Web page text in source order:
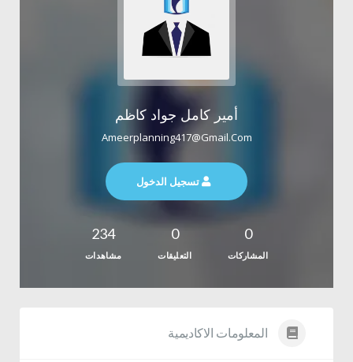
أمير كامل جواد كاظم
Ameerplanning417@gmail.com
تسجيل الدخول
0
المشاركات
0
التعليقات
234
مشاهدات
المعلومات الاكاديمية